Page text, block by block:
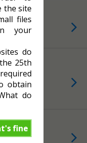
the site
files
your
do
25th
obtain
do
fine